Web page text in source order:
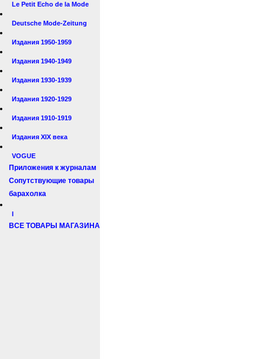
Le Petit Echo de la Mode
Deutsche Mode-Zeitung
Издания 1950-1959
Издания 1940-1949
Издания 1930-1939
Издания 1920-1929
Издания 1910-1919
Издания XIX века
VOGUE
Приложения к журналам
Сопутствующие товары
барахолка
I
ВСЕ ТОВАРЫ МАГАЗИНА